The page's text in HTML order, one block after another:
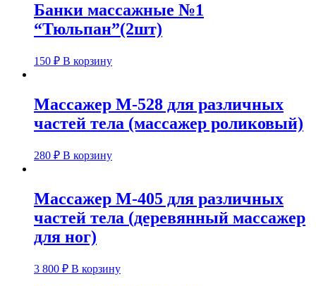
Банки массажные №1
“Тюльпан”(2шт)
150 ₽ В корзину
Массажер М-528 для различных
частей тела (массажер роликовый)
280 ₽ В корзину
Массажер М-405 для различных
частей тела (деревянный массажер
для ног)
3 800 ₽ В корзину